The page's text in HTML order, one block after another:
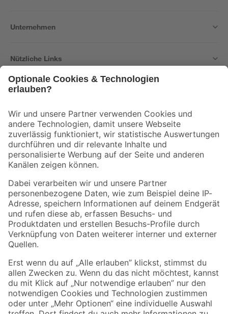
Unternehmen
Nützliche Links
Der toom Newsletter: Keine Angebote und Aktionen mehr verpassen!
Zur Newsletter Anmeldung
Folge uns
Zahlungsarten Versandarten
Sicher einkaufen
Jetzt die toom-App herunterladen